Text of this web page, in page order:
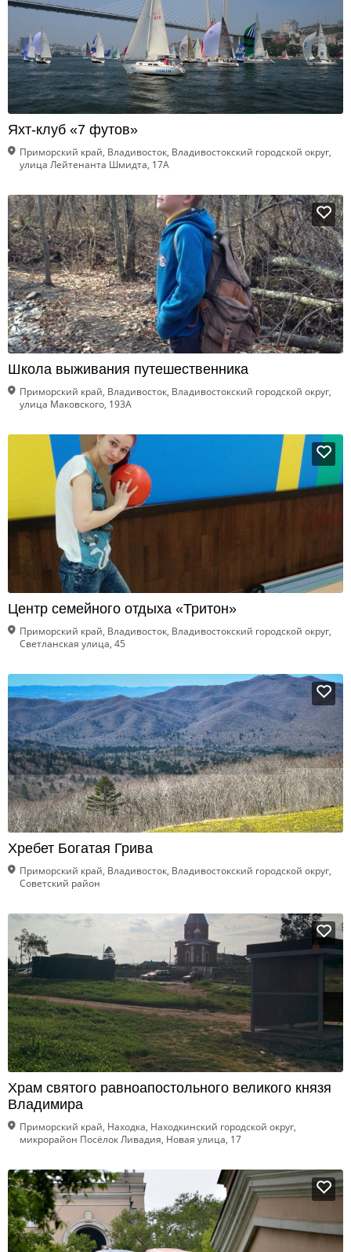
Яхт-клуб «7 футов»
Приморский край, Владивосток, Владивостокский городской округ,
улица Лейтенанта Шмидта, 17А
Школа выживания путешественника
Приморский край, Владивосток, Владивостокский городской округ,
улица Маковского, 193А
Центр семейного отдыха «Тритон»
Приморский край, Владивосток, Владивостокский городской округ,
Светланская улица, 45
Хребет Богатая Грива
Приморский край, Владивосток, Владивостокский городской округ,
Советский район
Храм святого равноапостольного великого князя
Владимира
Приморский край, Находка, Находкинский городской округ,
микрорайон Посёлок Ливадия, Новая улица, 17